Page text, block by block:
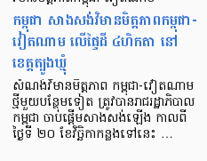
កម្ពុជា សាងសង់វិមានមិត្តភាពកម្ពុជា-
វៀតណាម លើផ្ទៃដី ៤ហិកតា នៅ
ខេត្តត្បូងឃ្មុំ
សំណង់វិមានមិត្តភាព កម្ពុជា-វៀតណាម
ថ្មីមួយបន្ថែមទៀត ត្រូវបានរាជរដ្ឋាភិបាល
កម្ពុជា ចាប់ផ្ដើមសាងសង់ឡើង កាលពី
ថ្ងៃទី ២០ ខែវិច្ឆិកាកន្លងទៅនេះ …